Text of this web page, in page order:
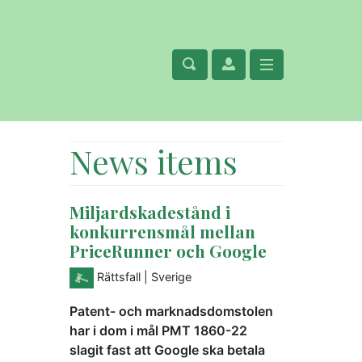
News items
Miljardskadestånd i
konkurrensmål mellan
PriceRunner och Google
Rättsfall | Sverige
Patent- och marknadsdomstolen
har i dom i mål PMT 1860-22
slagit fast att Google ska betala